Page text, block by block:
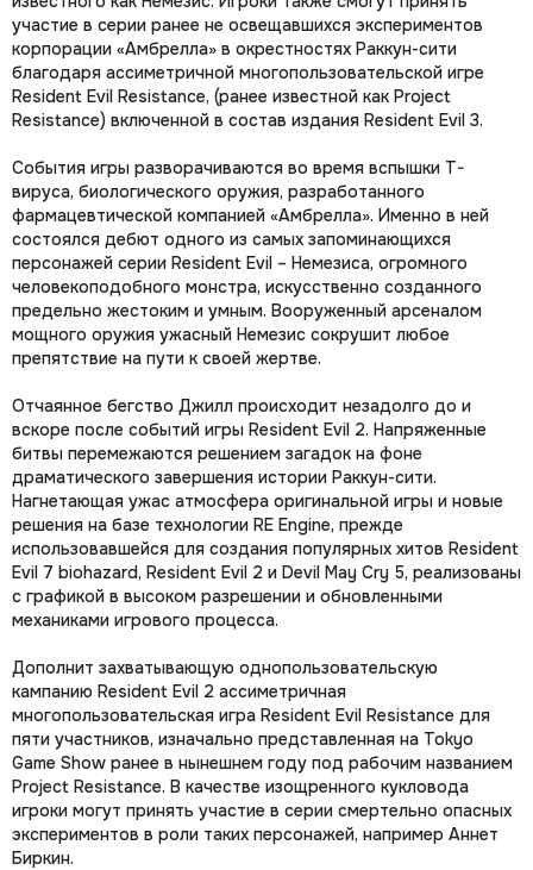
участие в серии ранее не освещавшихся экспериментов
корпорации «Амбрелла» в окрестностях Раккун-сити
благодаря ассиметричной многопользовательской игре
Resident Evil Resistance, (ранее известной как Project
Resistance) включенной в состав издания Resident Evil 3.
События игры разворачиваются во время вспышки T-
вируса, биологического оружия, разработанного
фармацевтической компанией «Амбрелла». Именно в ней
состоялся дебют одного из самых запоминающихся
персонажей серии Resident Evil – Немезиса, огромного
человекоподобного монстра, искусственно созданного
предельно жестоким и умным. Вооруженный арсеналом
мощного оружия ужасный Немезис сокрушит любое
препятствие на пути к своей жертве.
Отчаянное бегство Джилл происходит незадолго до и
вскоре после событий игры Resident Evil 2. Напряженные
битвы перемежаются решением загадок на фоне
драматического завершения истории Раккун-сити.
Нагнетающая ужас атмосфера оригинальной игры и новые
решения на базе технологии RE Engine, прежде
использовавшейся для создания популярных хитов Resident
Evil 7 biohazard, Resident Evil 2 и Devil May Cry 5, реализованы
с графикой в высоком разрешении и обновленными
механиками игрового процесса.
Дополнит захватывающую однопользовательскую
кампанию Resident Evil 2 ассиметричная
многопользовательская игра Resident Evil Resistance для
пяти участников, изначально представленная на Tokyo
Game Show ранее в нынешнем году под рабочим названием
Project Resistance. В качестве изощренного кукловода
игроки могут принять участие в серии смертельно опасных
экспериментов в роли таких персонажей, например Аннет
Биркин.